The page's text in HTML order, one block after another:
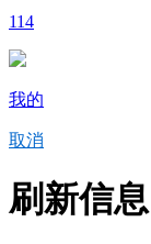
114
我的
取消
刷新信